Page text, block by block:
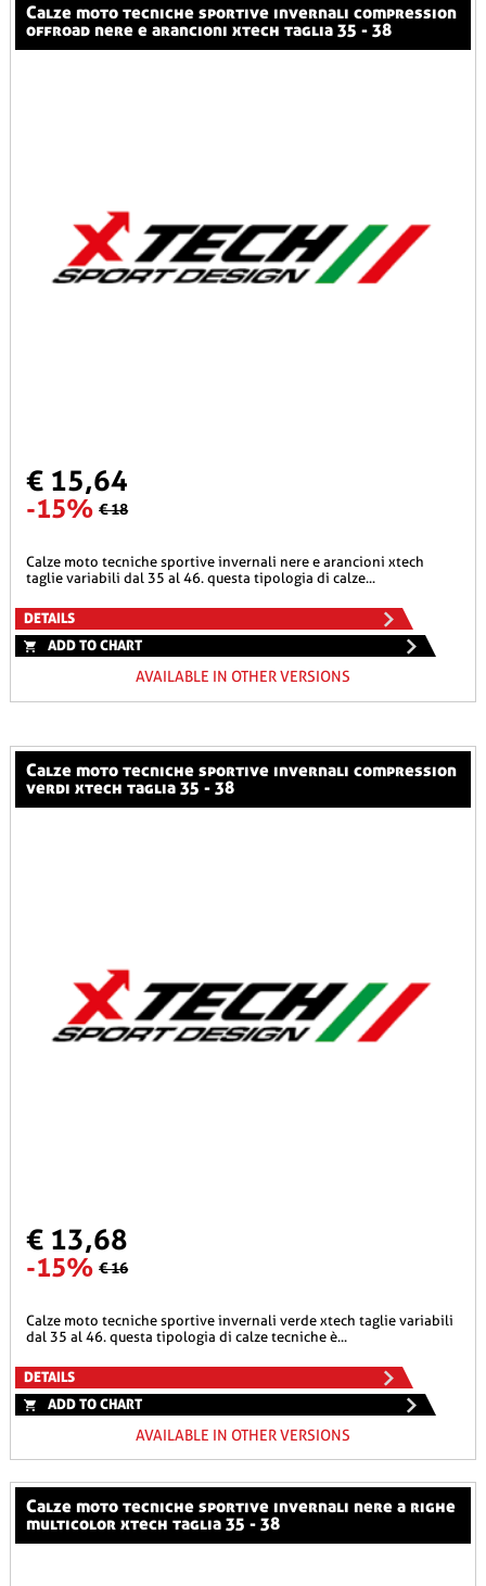
calze moto tecniche sportive invernali compression
offroad nere e arancioni xtech taglia 35 - 38
€ 15,64
-15% € 18
calze moto tecniche sportive invernali nere e arancioni xtech
taglie variabili dal 35 al 46. questa tipologia di calze...
DETAILS
ADD TO CHART
AVAILABLE IN OTHER VERSIONS
calze moto tecniche sportive invernali compression
verdi xtech taglia 35 - 38
€ 13,68
-15% € 16
calze moto tecniche sportive invernali verde xtech taglie variabili
dal 35 al 46. questa tipologia di calze tecniche è...
DETAILS
ADD TO CHART
AVAILABLE IN OTHER VERSIONS
calze moto tecniche sportive invernali nere a righe
multicolor xtech taglia 35 - 38